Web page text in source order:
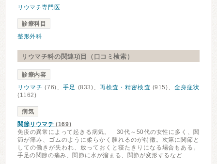
リウマチ専門医
診療科目
整形外科
リウマチ科の関連項目（口コミ検索）
診療内容
リウマチ (76)、手足 (833)、再検査・精密検査 (915)、全身症状
(1162)
病気
関節リウマチ (169)
免疫の異常によって起きる病気。 30代～50代の女性に多く、関
節が痛み、ゴムのように柔らかく腫れるのが特徴。次第に関節と
しての働きが失われ、放っておくと寝たきりになる場合もある。
手足の関節の痛み、関節に水が溜まる、関節が変形するなど